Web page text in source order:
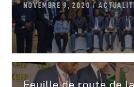
NOVEMBRE 9, 2020
Feuille de route de